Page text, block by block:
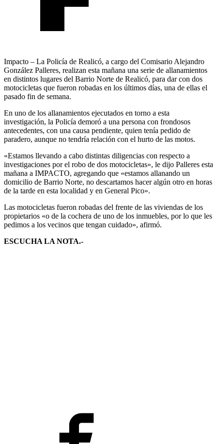
Impacto – La Policía de Realicó, a cargo del Comisario Alejandro
González Palleres, realizan esta mañana una serie de allanamientos
en distintos lugares del Barrio Norte de Realicó, para dar con dos
motocicletas que fueron robadas en los últimos días, una de ellas el
pasado fin de semana.
En uno de los allanamientos ejecutados en torno a esta
investigación, la Policía demoró a una persona con frondosos
antecedentes, con una causa pendiente, quien tenía pedido de
paradero, aunque no tendría relación con el hurto de las motos.
«Estamos llevando a cabo distintas diligencias con respecto a
investigaciones por el robo de dos motocicletas», le dijo Palleres esta
mañana a IMPACTO, agregando que «estamos allanando un
domicilio de Barrio Norte, no descartamos hacer algún otro en horas
de la tarde en esta localidad y en General Pico».
Las motocicletas fueron robadas del frente de las viviendas de los
propietarios «o de la cochera de uno de los inmuebles, por lo que les
pedimos a los vecinos que tengan cuidado», afirmó.
ESCUCHA LA NOTA.-